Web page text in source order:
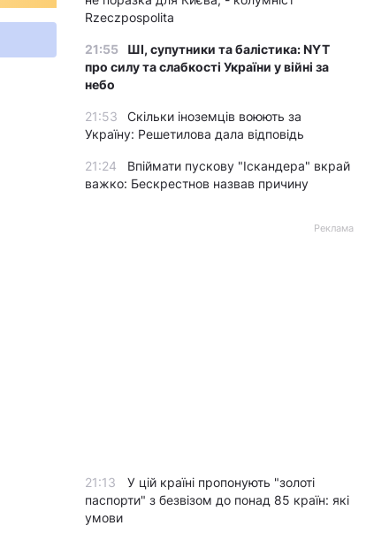
Rzeczpospolita
21:55
ШІ, супутники та балістика: NYT
про силу та слабкості України у війні за
небо
21:53
Скільки іноземців воюють за
Україну: Решетилова дала відповідь
21:24
Впіймати пускову "Іскандера" вкрай
важко: Бескрестнов назвав причину
Реклама
21:13
У цій країні пропонують "золоті
паспорти" з безвізом до понад 85 країн: які
умови